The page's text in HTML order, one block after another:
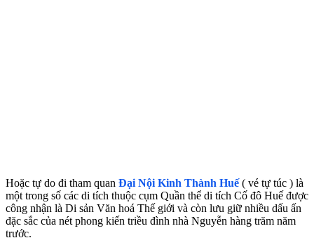
Hoặc tự do đi tham quan Đại Nội Kinh Thành Huế( vé tự túc ) là
một trong số các di tích thuộc cụm Quần thể di tích Cố đô Huế được
công nhận là Di sản Văn hoá Thế giới và còn lưu giữ nhiều dấu ấn
đặc sắc của nét phong kiến triều đình nhà Nguyễn hàng trăm năm
trước.